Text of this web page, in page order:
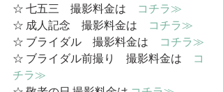
☆ 七五三　撮影料金は コチラ≫
☆ 成人記念　撮影料金は コチラ≫
☆ ブライダル　撮影料金は コチラ≫
☆ ブライダル前撮り　撮影料金は コ
チラ≫